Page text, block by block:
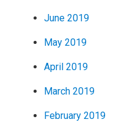
June 2019
May 2019
April 2019
March 2019
February 2019